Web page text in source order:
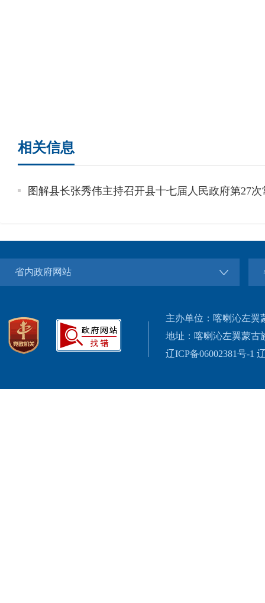
相关信息
图解县长张秀伟主持召开县十七届人民政府第27
省内政府网站
主办单位：喀喇沁左翼
地址：喀喇沁左翼蒙古
辽ICP备06002381号-1